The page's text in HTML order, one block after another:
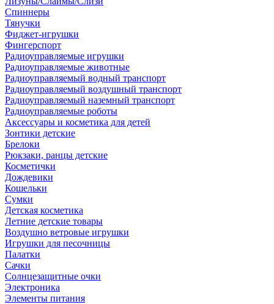
Спиннеры
Тянучки
Фиджет-игрушки
Фингерспорт
Радиоуправляемые игрушки
Радиоуправляемые животные
Радиоуправляемый водный транспорт
Радиоуправляемый воздушный транспорт
Радиоуправляемый наземный транспорт
Радиоуправляемые роботы
Аксессуары и косметика для детей
Зонтики детские
Брелоки
Рюкзаки, ранцы детские
Косметички
Дождевики
Кошельки
Сумки
Детская косметика
Летние детские товары
Воздушно ветровые игрушки
Игрушки для песочницы
Палатки
Сачки
Солнцезащитные очки
Электроника
Элементы питания